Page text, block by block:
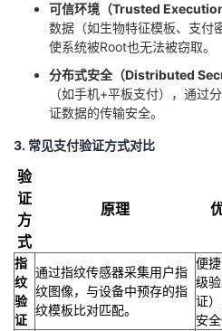
程
认
的
我
支
声
可信环境（Trusted
数据（如生物特征模板、支付
使系统被Root也无法被窃取。
分布式安全（Distributed
（如手机+平板支付），通过
证数据的传输安全。
3. 常见支付验证方式对比
验
证
方
式
原理
​指
纹
验
证​
通过指纹传感器采集用户指
纹图像，与设备中预存的指
纹模板比对匹配。
便
级验
证
安